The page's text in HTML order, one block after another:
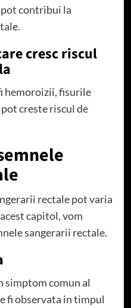
contribui la
cresc riscul
hemoroizii, fisurile
creste riscul de
rectale pot varia
capitol, vom
sangerarii rectale.
simptom comun al
fi observata in timpul